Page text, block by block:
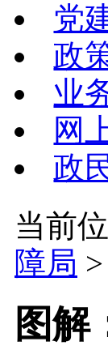
党
政
业
网
政
当前
障局 >
图解